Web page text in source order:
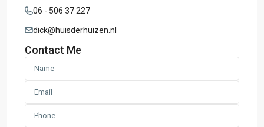
06 - 506 37 227
dick@huisderhuizen.nl
Contact Me